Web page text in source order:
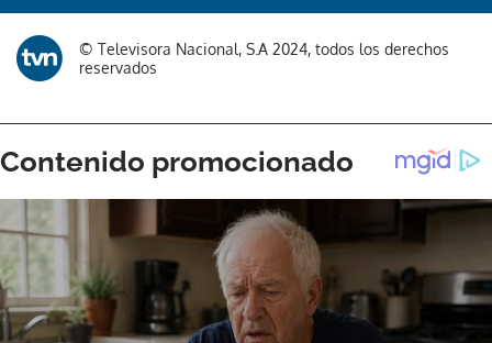
© Televisora Nacional, S.A 2024, todos los derechos
reservados